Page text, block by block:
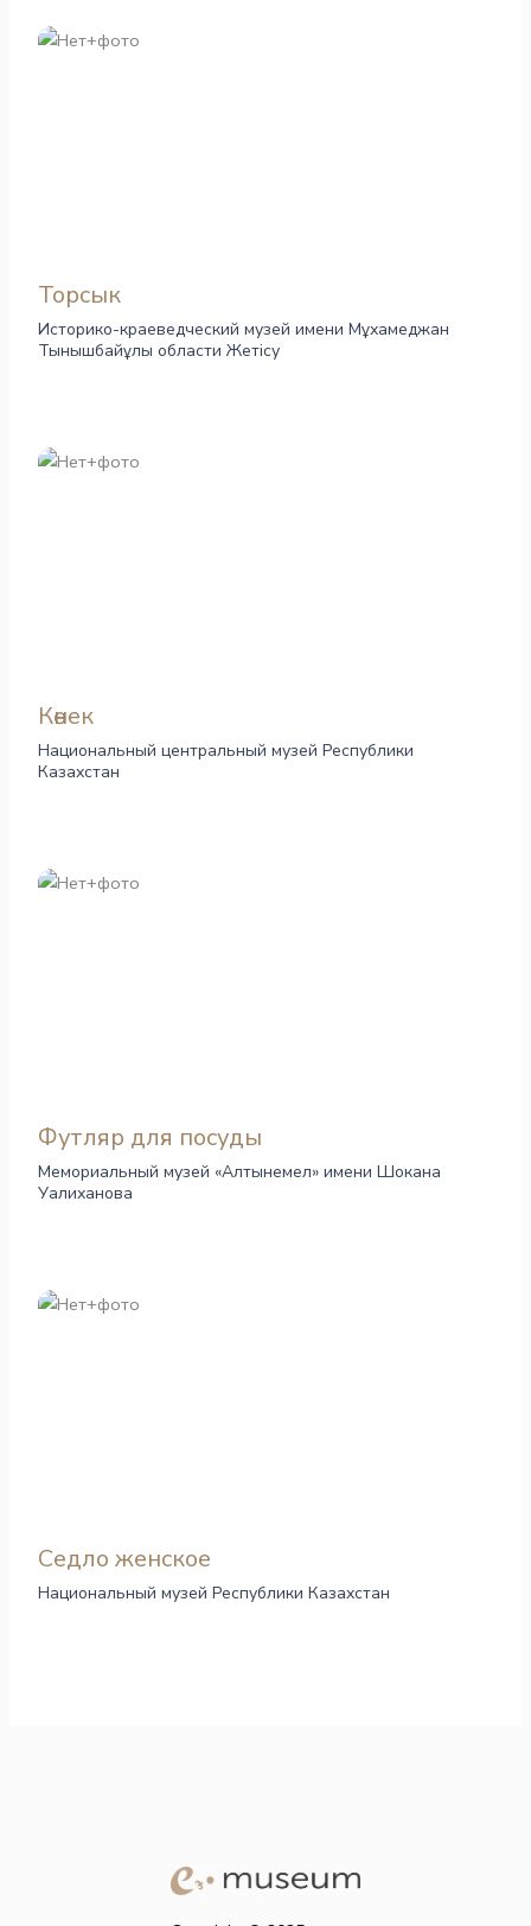
Торсык
Историко-краеведческий музей имени Мұхамеджан
Тынышбайұлы области Жетісу
Көнек
Национальный центральный музей Республики
Казахстан
Футляр для посуды
Мемориальный музей «Алтынемел» имени Шокана
Уалиханова
Седло женское
Национальный музей Республики Казахстан